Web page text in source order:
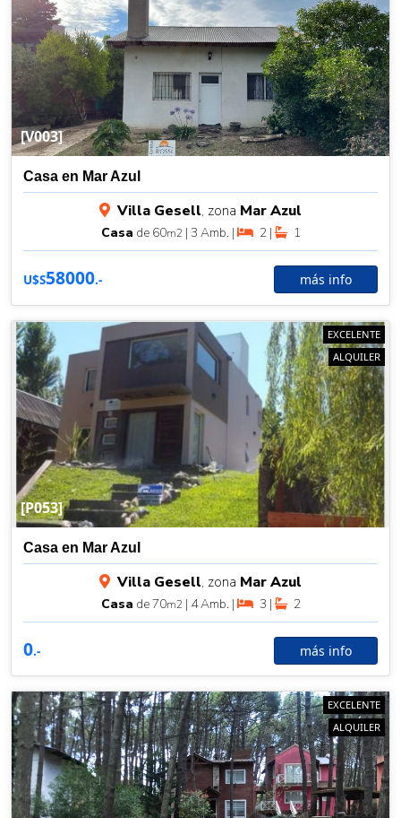
[V003]
Casa en Mar Azul
Villa Gesell, zona Mar Azul
Casa de 60m2 | 3 Amb. | 2 | 1
U$S58000.- más info
[P053]
EXCELENTE
ALQUILER
Casa en Mar Azul
Villa Gesell, zona Mar Azul
Casa de 70m2 | 4 Amb. | 3 | 2
0.- más info
EXCELENTE
ALQUILER